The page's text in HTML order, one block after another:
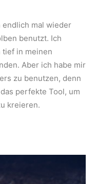
endlich mal wieder
benutzt. Ich
tief in meinen
Aber ich habe mir
zu benutzen, denn
perfekte Tool, um
kreieren.